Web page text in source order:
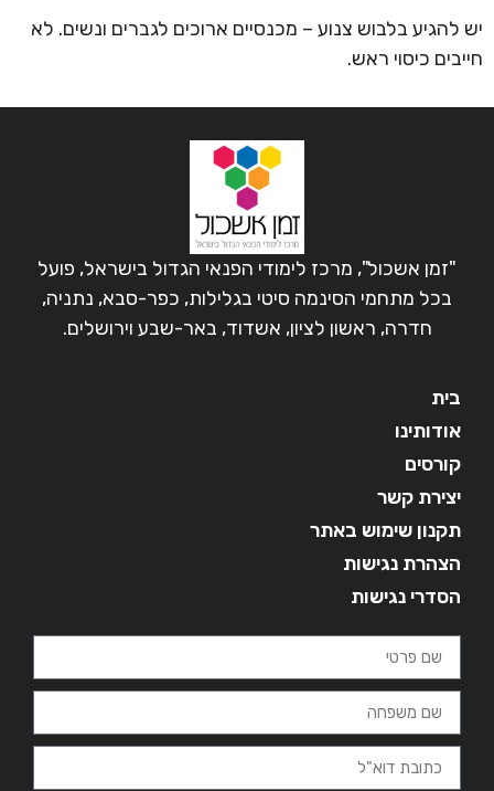
יש להגיע בלבוש צנוע – מכנסיים ארוכים לגברים ונשים. לא
חייבים כיסוי ראש.
"זמן אשכול", מרכז לימודי הפנאי הגדול בישראל, פועל
בכל מתחמי הסינמה סיטי בגלילות, כפר-סבא, נתניה,
חדרה, ראשון לציון, אשדוד, באר-שבע וירושלים.
בית
אודותינו
קורסים
יצירת קשר
תקנון שימוש באתר
הצהרת נגישות
הסדרי נגישות